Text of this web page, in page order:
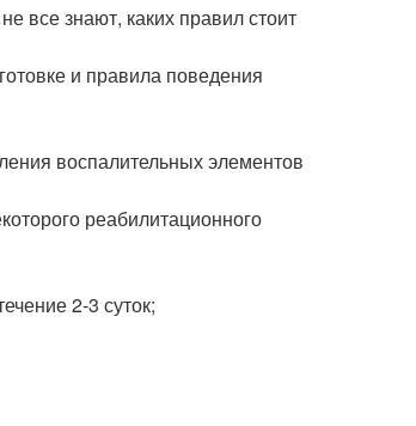
все знают, каких правил стоит
и правила поведения
воспалительных элементов
реабилитационного
2-3 суток;